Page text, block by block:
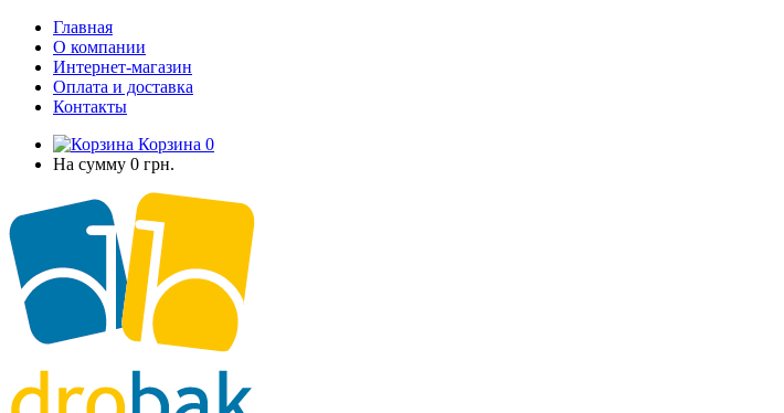
Главная
О компании
Интернет-магазин
Оплата и доставка
Контакты
Корзина 0
На сумму 0 грн.